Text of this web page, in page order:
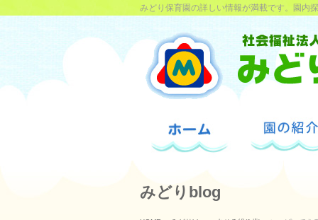
みどり保育園の詳しい情報が満載です。園内
みどりblog